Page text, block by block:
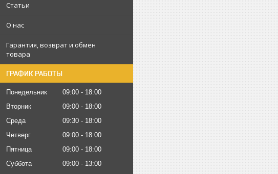
Статьи
О нас
Гарантия, возврат и обмен
товара
ГРАФИК РАБОТЫ
Понедельник 09:00
18:00
Вторник
09:00
18:00
Среда
09:30
18:00
Четверг
09:00
18:00
Пятница
09:00
18:00
Суббота
09:00
13:00